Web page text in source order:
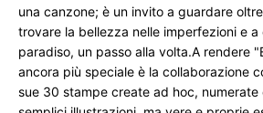
una canzone; è un invito a guardare
trovare la bellezza nelle imperfezioni e
paradiso, un passo alla volta.A rendere
ancora più speciale è la collaborazione
sue 30 stampe create ad hoc, numerate